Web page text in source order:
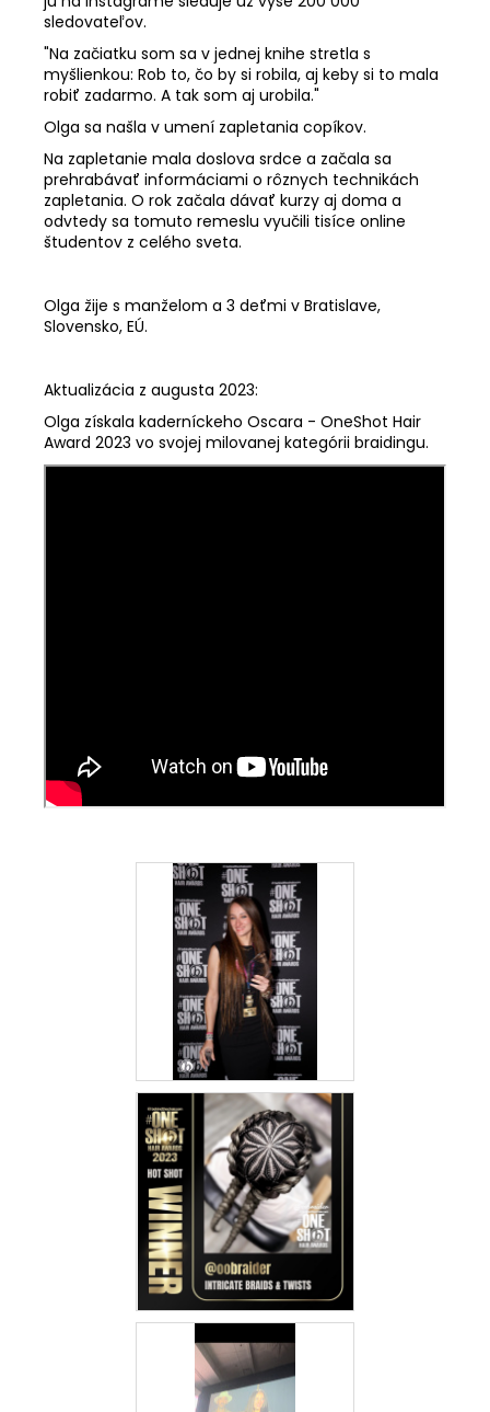
sledovateľov.
"Na začiatku som sa v jednej knihe stretla s
myšlienkou: Rob to, čo by si robila, aj keby si to mala
robiť zadarmo. A tak som aj urobila."
Olga sa našla v umení zapletania copíkov.
Na zapletanie mala doslova srdce a začala sa
prehrabávať informáciami o rôznych technikách
zapletania. O rok začala dávať kurzy aj doma a
odvtedy sa tomuto remeslu vyučili tisíce online
študentov z celého sveta.
Olga žije s manželom a 3 deťmi v Bratislave,
Slovensko, EÚ.
Aktualizácia z augusta 2023:
Olga získala kaderníckeho Oscara - OneShot Hair
Award 2023 vo svojej milovanej kategórii braidingu.